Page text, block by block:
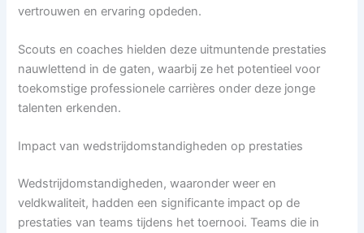
vertrouwen en ervaring opdeden.
Scouts en coaches hielden deze uitmuntende prestaties
nauwlettend in de gaten, waarbij ze het potentieel voor
toekomstige professionele carrières onder deze jonge
talenten erkenden.
Impact van wedstrijdomstandigheden op prestaties
Wedstrijdomstandigheden, waaronder weer en
veldkwaliteit, hadden een significante impact op de
prestaties van teams tijdens het toernooi. Teams die in